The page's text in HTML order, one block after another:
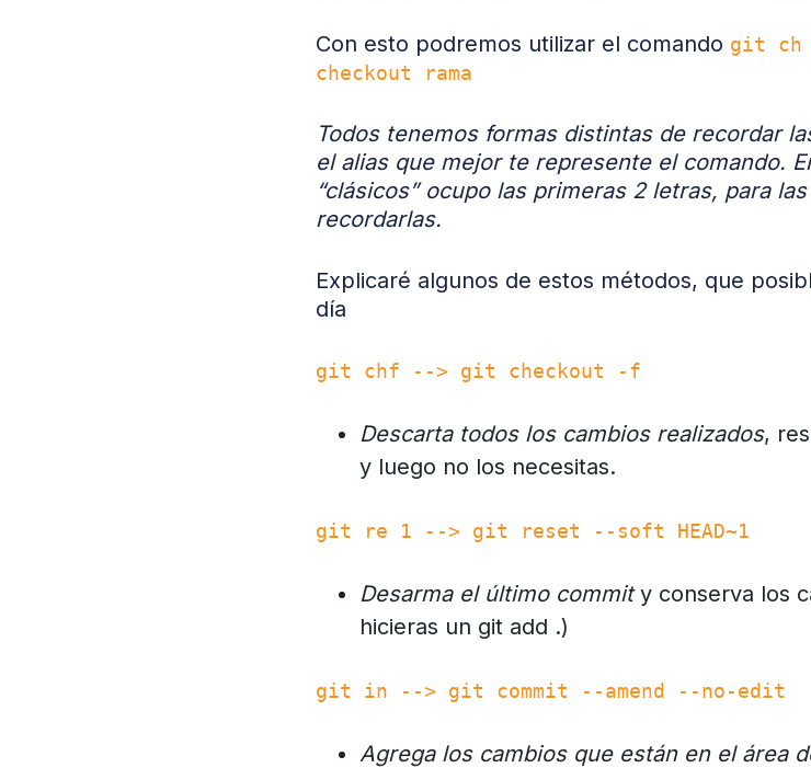
Con esto podremos utilizar el comando git ch
checkout rama
Todos tenemos formas distintas de recordar
el alias que mejor te represente el comando.
“clásicos” ocupo las primeras 2 letras, para
recordarlas.
Explicaré algunos de estos métodos, que
día
git chf --> git checkout -f
Descarta todos los cambios realizados,
y luego no los necesitas.
git re 1 --> git reset --soft HEAD~1
Desarma el último commity conserva los
hicieras un git add .)
git in --> git commit --amend --no-edit
Agrega los cambios que están en el área